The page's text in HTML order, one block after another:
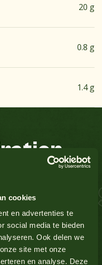
cookies
en advertenties te
social media te bieden
Ook delen we
site met onze
en analyse. Deze
20 g
0.8 g
1.4 g
No
See all products